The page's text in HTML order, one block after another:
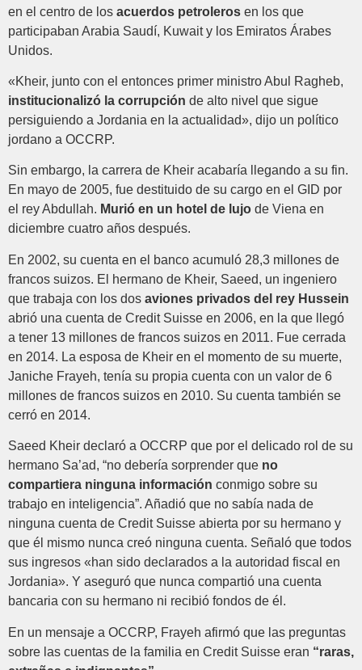
en el centro de los acuerdos petroleros en los que
participaban Arabia Saudí, Kuwait y los Emiratos Árabes
Unidos.
«Kheir, junto con el entonces primer ministro Abul Ragheb,
institucionalizó la corrupción de alto nivel que sigue
persiguiendo a Jordania en la actualidad», dijo un político
jordano a OCCRP.
Sin embargo, la carrera de Kheir acabaría llegando a su fin.
En mayo de 2005, fue destituido de su cargo en el GID por
el rey Abdullah. Murió en un hotel de lujo de Viena en
diciembre cuatro años después.
En 2002, su cuenta en el banco acumuló 28,3 millones de
francos suizos. El hermano de Kheir, Saeed, un ingeniero
que trabaja con los dos aviones privados del rey Hussein
abrió una cuenta de Credit Suisse en 2006, en la que llegó
a tener 13 millones de francos suizos en 2011. Fue cerrada
en 2014. La esposa de Kheir en el momento de su muerte,
Janiche Frayeh, tenía su propia cuenta con un valor de 6
millones de francos suizos en 2010. Su cuenta también se
cerró en 2014.
Saeed Kheir declaró a OCCRP que por el delicado rol de su
hermano Sa’ad, “no debería sorprender que no
compartiera ninguna información conmigo sobre su
trabajo en inteligencia”. Añadió que no sabía nada de
ninguna cuenta de Credit Suisse abierta por su hermano y
que él mismo nunca creó ninguna cuenta. Señaló que todos
sus ingresos «han sido declarados a la autoridad fiscal en
Jordania». Y aseguró que nunca compartió una cuenta
bancaria con su hermano ni recibió fondos de él.
En un mensaje a OCCRP, Frayeh afirmó que las preguntas
sobre las cuentas de la familia en Credit Suisse eran “raras,